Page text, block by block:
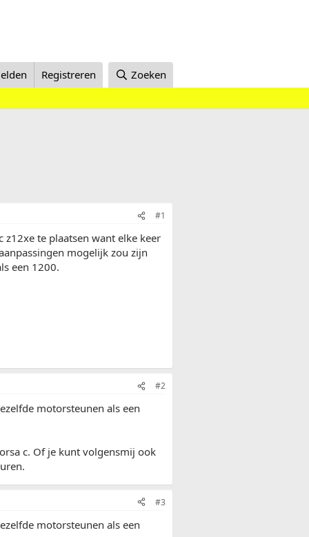
Registreren Zoeken
#1
z12xe te plaatsen want elke keer
mogelijk zou zijn
een 1200.
#2
motorsteunen als een
c. Of je kunt volgensmij ook
#3
motorsteunen als een